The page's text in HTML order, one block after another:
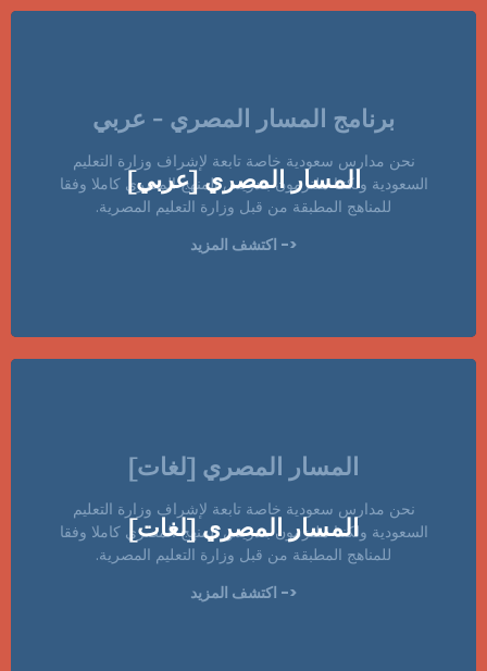
المسار المصري [عربي]
برنامج المسار المصري - عربي
نحن مدارس سعودية خاصة تابعة لإشراف وزارة التعليم
السعودية ولكننا ملتزمون بتدريس المنهج المصري كاملا وفقا
للمناهج المطبقة من قبل وزارة التعليم المصرية.
<- اكتشف المزيد
المسار المصري [لغات]
المسار المصري [لغات]
نحن مدارس سعودية خاصة تابعة لإشراف وزارة التعليم
السعودية ولكننا ملتزمون بتدريس المنهج المصري كاملا وفقا
للمناهج المطبقة من قبل وزارة التعليم المصرية.
<- اكتشف المزيد